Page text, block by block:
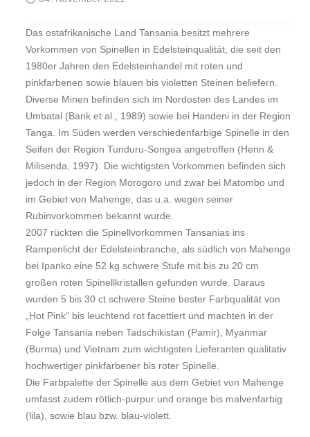
Das ostafrikanische Land Tansania besitzt mehrere
Vorkommen von Spinellen in Edelsteinqualität, die seit den
1980er Jahren den Edelsteinhandel mit roten und
pinkfarbenen sowie blauen bis violetten Steinen beliefern.
Diverse Minen befinden sich im Nordosten des Landes im
Umbatal (Bank et al., 1989) sowie bei Handeni in der Region
Tanga. Im Süden werden verschiedenfarbige Spinelle in den
Seifen der Region Tunduru-Songea angetroffen (Henn &
Milisenda, 1997). Die wichtigsten Vorkommen befinden sich
jedoch in der Region Morogoro und zwar bei Matombo und
im Gebiet von Mahenge, das u.a. wegen seiner
Rubinvorkommen bekannt wurde.
2007 rückten die Spinellvorkommen Tansanias ins
Rampenlicht der Edelsteinbranche, als südlich von Mahenge
bei Ipanko eine 52 kg schwere Stufe mit bis zu 20 cm
großen roten Spinellkristallen gefunden wurde. Daraus
wurden 5 bis 30 ct schwere Steine bester Farbqualität von
„Hot Pink“ bis leuchtend rot facettiert und machten in der
Folge Tansania neben Tadschikistan (Pamir), Myanmar
(Burma) und Vietnam zum wichtigsten Lieferanten qualitativ
hochwertiger pinkfarbener bis roter Spinelle.
Die Farbpalette der Spinelle aus dem Gebiet von Mahenge
umfasst zudem rötlich-purpur und orange bis malvenfarbig
(lila), sowie blau bzw. blau-violett.